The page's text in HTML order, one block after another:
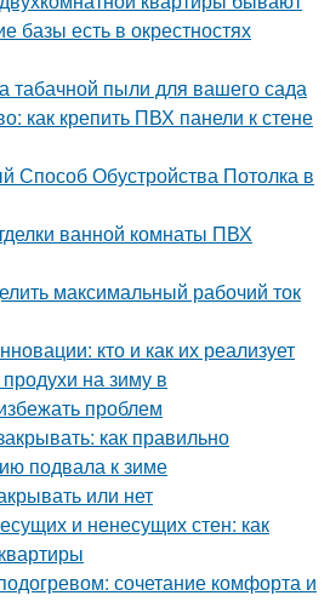
базы есть в окрестностях
табачной пыли для вашего сада
как крепить ПВХ панели к стене
Способ Обустройства Потолка в
ванной комнаты ПВХ
максимальный рабочий ток
кто и как их реализует
на зиму в
проблем
как правильно
подвала к зиме
или нет
и ненесущих стен: как
сочетание комфорта и